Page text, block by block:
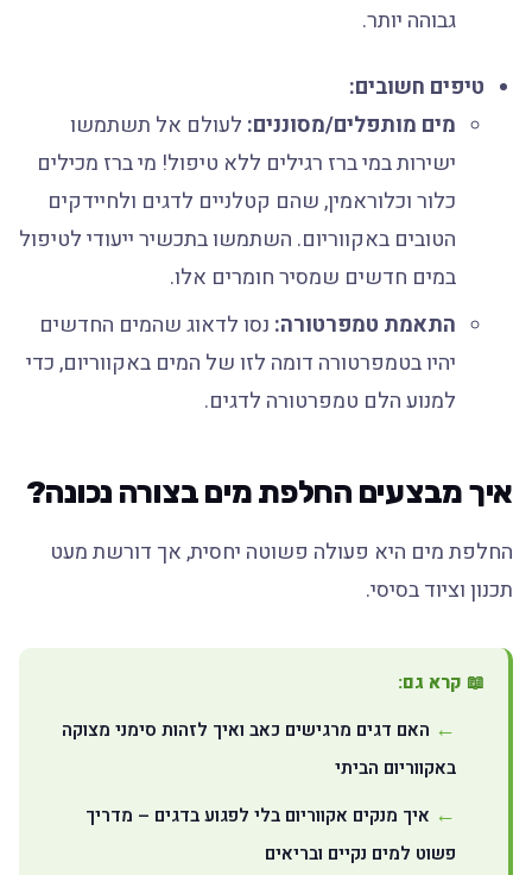
גבוהה יותר.
טיפים חשובים:
מים מותפלים/מסוננים:לעולם אל תשתמשו
ישירות במי ברז רגילים ללא טיפול! מי ברז מכילים
כלור וכלוראמין, שהם קטלניים לדגים ולחיידקים
הטובים באקווריום. השתמשו בתכשיר ייעודי לטיפול
במים חדשים שמסיר חומרים אלו.
התאמת טמפרטורה:נסו לדאוג שהמים החדשים
יהיו בטמפרטורה דומה לזו של המים באקווריום, כדי
למנוע הלם טמפרטורה לדגים.
איך מבצעים החלפת מים בצורה נכונה?
החלפת מים היא פעולה פשוטה יחסית, אך דורשת מעט
תכנון וציוד בסיסי.
📖 קרא גם:
האם דגים מרגישים כאב ואיך לזהות סימני מצוקה
באקווריום הביתי
איך מנקים אקווריום בלי לפגוע בדגים – מדריך
פשוט למים נקיים ובריאים